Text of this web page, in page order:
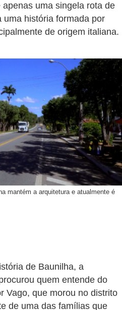
uma singela rota de
uma história formada por
de origem italiana.
mantém a arquitetura e atualmente é
de Baunilha, a
quem entende do
Vago, que morou no distrito
de uma das famílias que